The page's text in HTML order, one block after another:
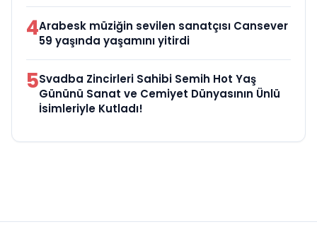
4Arabesk müziğin sevilen sanatçısı Cansever
59 yaşında yaşamını yitirdi
5Svadba Zincirleri Sahibi Semih Hot Yaş
Gününü Sanat ve Cemiyet Dünyasının Ünlü
İsimleriyle Kutladı!